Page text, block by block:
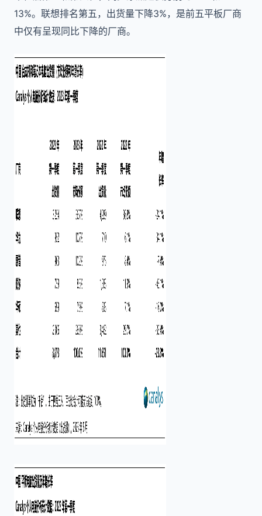
13%。联想排名第五，出货量下降3%，是前五平板厂商
中仅有呈现同比下降的厂商。